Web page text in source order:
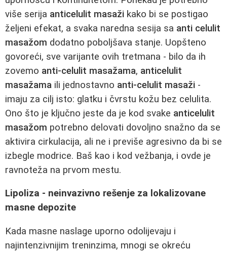
više serija anticelulit masaži kako bi se postigao
željeni efekat, a svaka naredna sesija sa anti celulit
masažom dodatno poboljšava stanje. Uopšteno
govoreći, sve varijante ovih tretmana - bilo da ih
zovemo anti-celulit masažama, anticelulit
masažama ili jednostavno anti-celulit masaži -
imaju za cilj isto: glatku i čvrstu kožu bez celulita.
Ono što je ključno jeste da je kod svake anticelulit
masažom potrebno delovati dovoljno snažno da se
aktivira cirkulacija, ali ne i previše agresivno da bi se
izbegle modrice. Baš kao i kod vežbanja, i ovde je
ravnoteža na prvom mestu.
Lipoliza - neinvazivno rešenje za lokalizovane
masne depozite
Kada masne naslage uporno odolijevaju i
najintenzivnijim treninzima, mnogi se okreću